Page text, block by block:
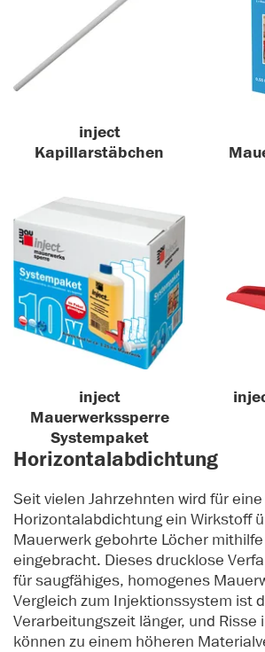
inject
Kapillarstäbchen
inject
Mauerwerkssperre
Systempaket
Horizontalabdichtung
Seit vielen Jahrzehnten wird für
Horizontalabdichtung ein Wirkstoff
Mauerwerk gebohrte Löcher
eingebracht. Dieses drucklose
für saugfähiges, homogenes
Vergleich zum Injektionssystem ist
Verarbeitungszeit länger, und Risse
können zu einem höheren